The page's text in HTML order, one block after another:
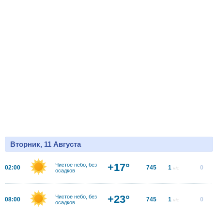
Вторник, 11 Августа
02:00
Чистое небо, без
осадков
+17° 745 1 м/с 0
08:00
Чистое небо, без
осадков
+23° 745 1 м/с 0